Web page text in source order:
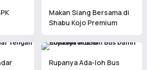
Makan Siang Bersama di
Shabu Kojo Premium
Rupanya Ada-loh Bus